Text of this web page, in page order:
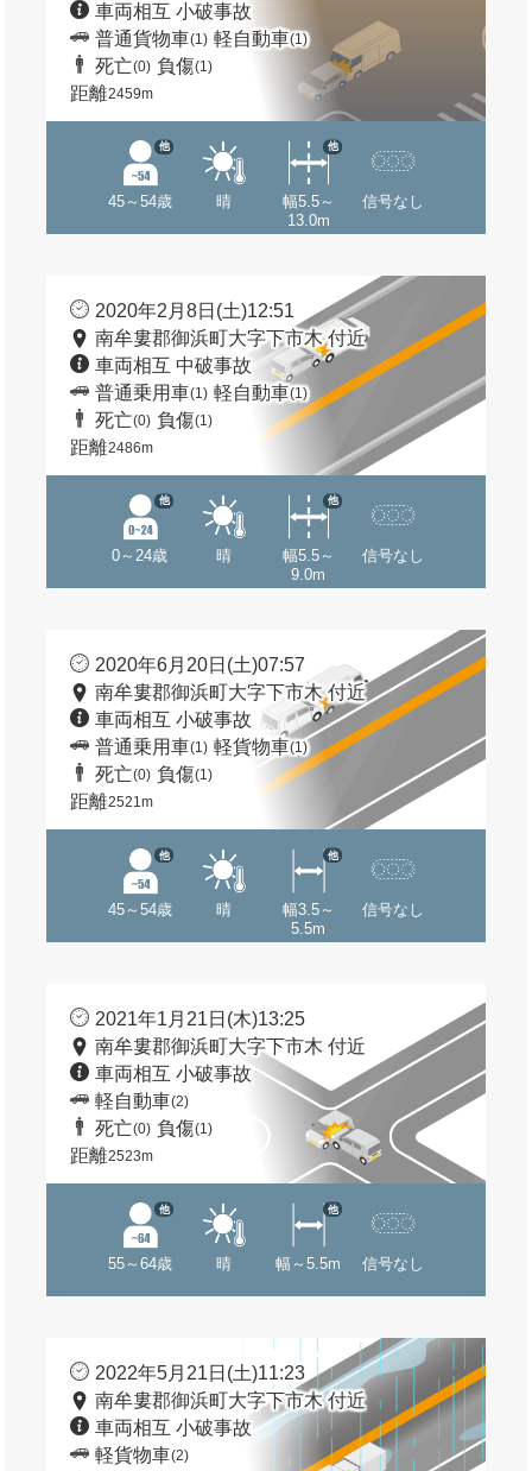
車両相互 小破事故
普通貨物車(1) 軽自動車(1)
死亡(0) 負傷(1)
距離2459m
45～54歳
他
晴
幅5.5～
13.0m
他
信号なし
2020年2月8日(土)12:51
南牟婁郡御浜町大字下市木 付近
車両相互 中破事故
普通乗用車(1) 軽自動車(1)
死亡(0) 負傷(1)
距離2486m
0～24歳
他
晴
幅5.5～
9.0m
他
信号なし
2020年6月20日(土)07:57
南牟婁郡御浜町大字下市木 付近
車両相互 小破事故
普通乗用車(1) 軽貨物車(1)
死亡(0) 負傷(1)
距離2521m
45～54歳
他
晴
幅3.5～
5.5m
他
信号なし
2021年1月21日(木)13:25
南牟婁郡御浜町大字下市木 付近
車両相互 小破事故
軽自動車(2)
死亡(0) 負傷(1)
距離2523m
55～64歳
他
晴 幅～5.5m
他
信号なし
2022年5月21日(土)11:23
南牟婁郡御浜町大字下市木 付近
車両相互 小破事故
軽貨物車(2)